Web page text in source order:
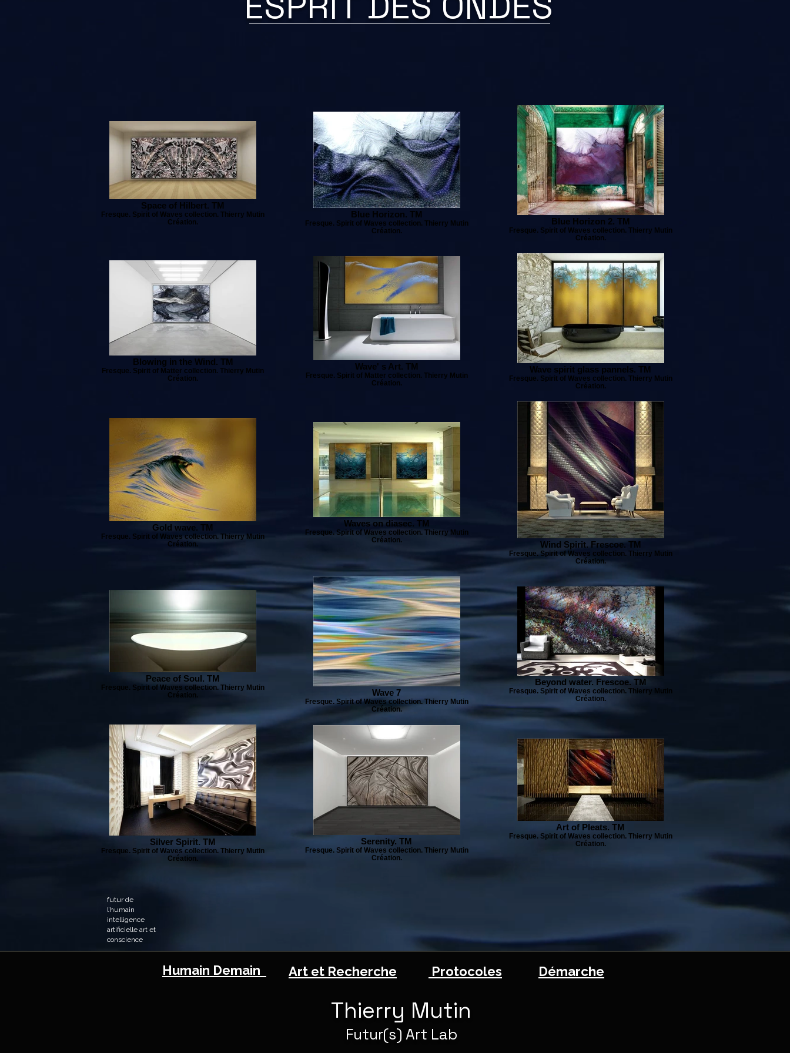
Space of Hilbert. TM
Fresque. Spirit of Waves collection. Thierry Mutin
Création.
Blue Horizon. TM
Fresque. Spirit of Waves collection. Thierry Mutin
Création.
Blue Horizon 2. TM
Fresque. Spirit of Waves collection. Thierry Mutin
Création.
Blowing in the Wind. TM
Fresque. Spirit of Matter collection. Thierry Mutin
Création.
Wave' s Art. TM
Fresque. Spirit of Matter collection. Thierry Mutin
Création.
Wave spirit glass pannels. TM
Fresque. Spirit of Waves collection. Thierry Mutin
Création.
Gold wave. TM
Fresque. Spirit of Waves collection. Thierry Mutin
Création.
Waves on diasec. TM
Fresque. Spirit of Waves collection. Thierry Mutin
Création.
Wind Spirit. Frescoe. TM
Fresque. Spirit of Waves collection. Thierry Mutin
Création.
Peace of Soul. TM
Fresque. Spirit of Waves collection. Thierry Mutin
Création.
Wave 7
Fresque. Spirit of Waves collection. Thierry Mutin
Création.
Beyond water. Frescoe. TM
Fresque. Spirit of Waves collection. Thierry Mutin
Création.
Silver Spirit. TM
Fresque. Spirit of Waves collection. Thierry Mutin
Création.
Serenity. TM
Fresque. Spirit of Waves collection. Thierry Mutin
Création.
Art of Pleats. TM
Fresque. Spirit of Waves collection. Thierry Mutin
Création.
futur de
l’humain
intelligence
artificielle art et
conscience
Humain Demain Art et Recherche Protocoles Démarche
Thierry Mutin
Futur(s) Art Lab